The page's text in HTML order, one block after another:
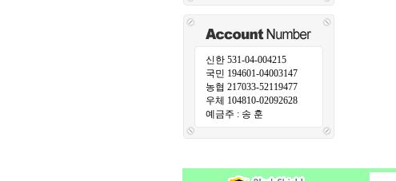
신한 531-04-004215
국민 194601-04003147
농협 217033-52119477
우체 104810-02092628
예금주 : 송 훈